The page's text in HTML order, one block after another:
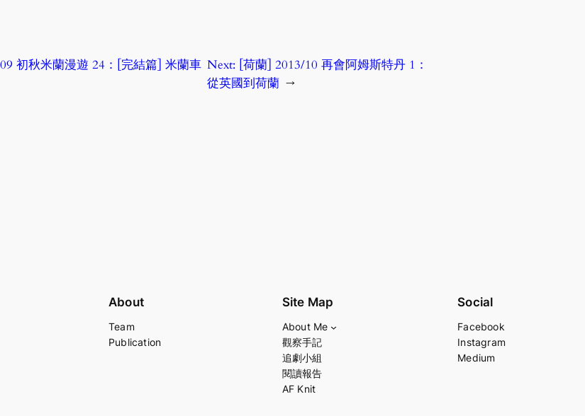
初秋米蘭漫遊 24：[完結篇] 米蘭車 Next: [荷蘭] 2013/10 再會阿姆斯特丹 1：
從英國到荷蘭 →
About
Team
Publication
Site Map
About Me
觀察手記
追劇小組
閱讀報告
AF Knit
Social
Facebook
Instagram
Medium